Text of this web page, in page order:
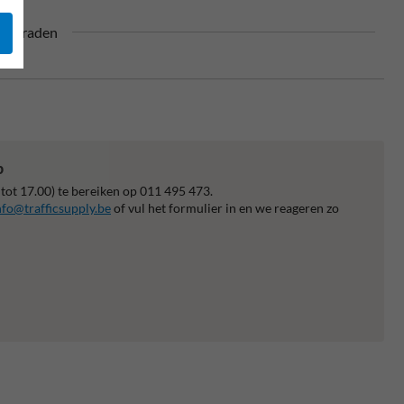
graden
17.00) te bereiken op 011 495 473.
of vul het formulier in en we reageren zo